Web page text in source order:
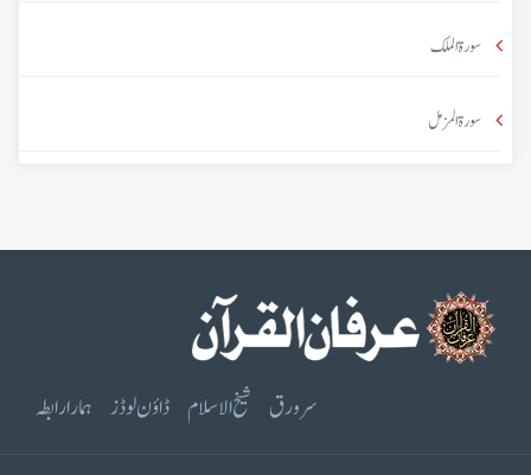
سورۃ الملک
سورۃ المزمل
سرورق شیخ الاسلام ڈاؤن لوڈز ہمارا رابطہ